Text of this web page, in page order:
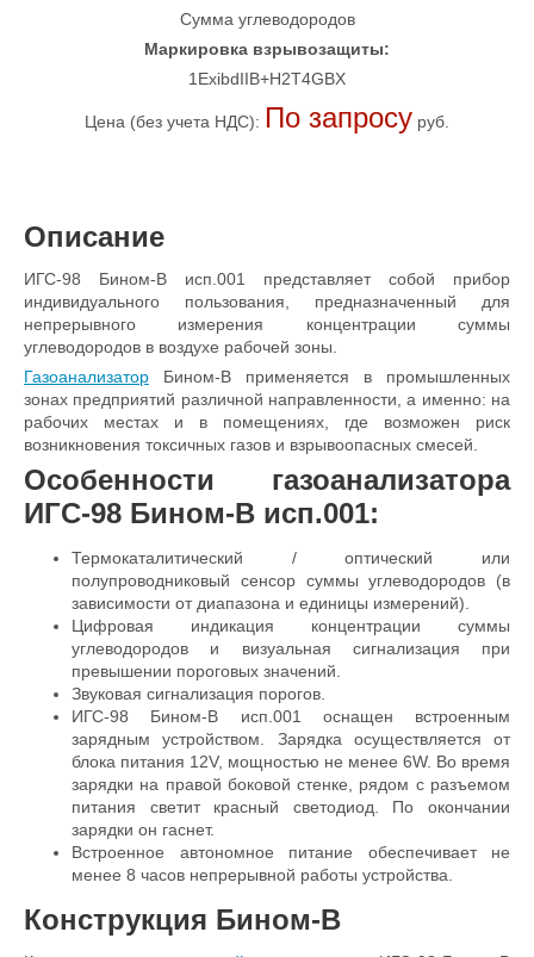
Сумма углеводородов
Маркировка взрывозащиты:
1ExibdIIB+H2T4GBX
Цена (без учета НДС): По запросу руб.
Описание
ИГС-98 Бином-В исп.001 представляет собой прибор
индивидуального пользования, предназначенный для
непрерывного измерения концентрации суммы
углеводородов в воздухе рабочей зоны.
Газоанализатор Бином-В применяется в промышленных
зонах предприятий различной направленности, а именно: на
рабочих местах и в помещениях, где возможен риск
возникновения токсичных газов и взрывоопасных смесей.
Особенности газоанализатора
ИГС-98 Бином-В исп.001:
Термокаталитический / оптический или
полупроводниковый сенсор суммы углеводородов (в
зависимости от диапазона и единицы измерений).
Цифровая индикация концентрации суммы
углеводородов и визуальная сигнализация при
превышении пороговых значений.
Звуковая сигнализация порогов.
ИГС-98 Бином-В исп.001 оснащен встроенным
зарядным устройством. Зарядка осуществляется от
блока питания 12V, мощностью не менее 6W. Во время
зарядки на правой боковой стенке, рядом с разъемом
питания светит красный светодиод. По окончании
зарядки он гаснет.
Встроенное автономное питание обеспечивает не
менее 8 часов непрерывной работы устройства.
Конструкция Бином-В